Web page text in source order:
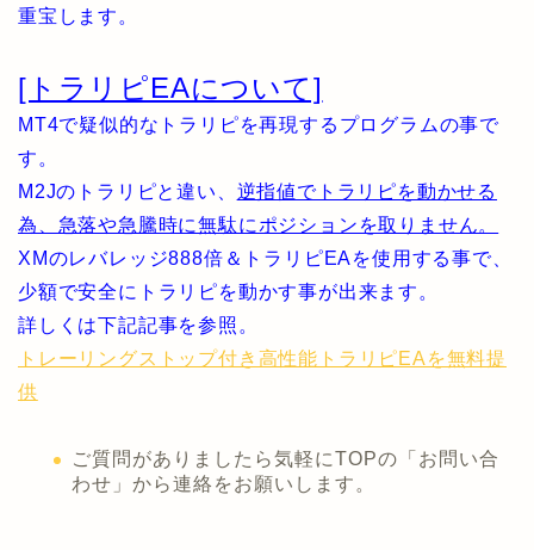
重宝します。
[トラリピEAについて]
MT4で疑似的なトラリピを再現するプログラムの事で
す。
M2Jのトラリピと違い、 逆指値でトラリピを動かせる
為、急落や急騰時に無駄にポジションを取りません。
XMのレバレッジ888倍＆トラリピEAを使用する事で、
少額で安全にトラリピを動かす事が出来ます。
詳しくは下記記事を参照。
トレーリングストップ付き高性能トラリピEAを無料提
供
ご質問がありましたら気軽にTOPの「お問い合
わせ」から連絡をお願いします。